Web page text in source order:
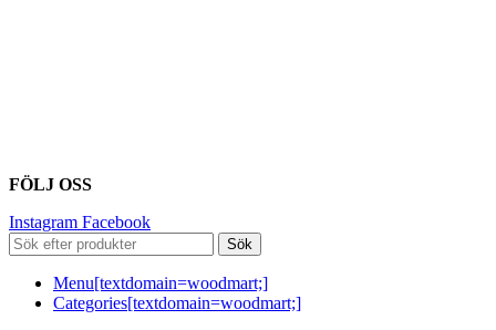
FÖLJ OSS
Instagram Facebook
Sök
Menu[textdomain=woodmart;]
Categories[textdomain=woodmart;]